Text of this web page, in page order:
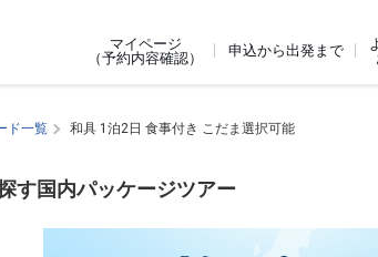
マイページ
（予約内容確認）
申込から出発まで
ド一覧 和具 1泊2日 食事付き こだま選択可能
す国内パッケージツアー